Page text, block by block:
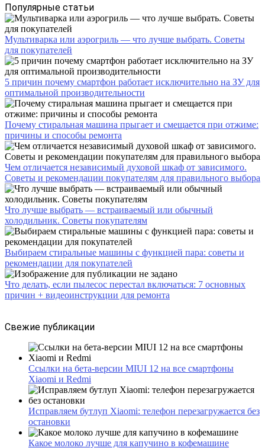
Популярные статьи
Мультиварка или аэрогриль — что лучше выбрать. Советы
для покупателей
5 причин почему смартфон работает исключительно на ЗУ для
оптимальной производительности
Почему стиральная машина прыгает и смещается при отжиме:
причины и способы ремонта
Чем отличается независимый духовой шкаф от зависимого.
Советы и рекомендации покупателям для правильного выбора
Что лучше выбрать — встраиваемый или обычный
холодильник. Советы покупателям
Выбираем стиральные машины с функцией пара: советы и
рекомендации для покупателей
Что делать, если пылесос перестал включаться: 7 основных
причин + видеоинструкции для ремонта
Свежие публикации
Ссылки на бета-версии MIUI 12 на все смартфоны
Xiaomi и Redmi
Исправляем бутлуп Xiaomi: телефон перезагружается без
остановки
Какое молоко лучше для капучино в кофемашине